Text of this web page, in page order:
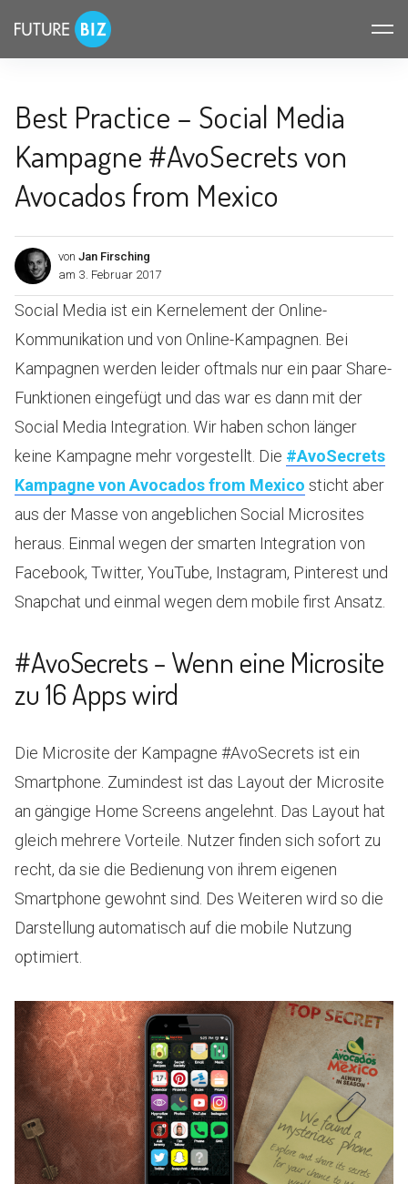
überspringen
FUTUREBIZ
Best Practice – Social Media
Kampagne #AvoSecrets von
Avocados from Mexico
von Jan Firsching
am 3. Februar 2017
Social Media ist ein Kernelement der Online-
Kommunikation und von Online-Kampagnen. Bei
Kampagnen werden leider oftmals nur ein paar Share-
Funktionen eingefügt und das war es dann mit der
Social Media Integration. Wir haben schon länger
keine Kampagne mehr vorgestellt. Die #AvoSecrets
Kampagne von Avocados from Mexico sticht aber
aus der Masse von angeblichen Social Microsites
heraus. Einmal wegen der smarten Integration von
Facebook, Twitter, YouTube, Instagram, Pinterest und
Snapchat und einmal wegen dem mobile first Ansatz.
#AvoSecrets – Wenn eine Microsite
zu 16 Apps wird
Die Microsite der Kampagne #AvoSecrets ist ein
Smartphone. Zumindest ist das Layout der Microsite
an gängige Home Screens angelehnt. Das Layout hat
gleich mehrere Vorteile. Nutzer finden sich sofort zu
recht, da sie die Bedienung von ihrem eigenen
Smartphone gewohnt sind. Des Weiteren wird so die
Darstellung automatisch auf die mobile Nutzung
optimiert.